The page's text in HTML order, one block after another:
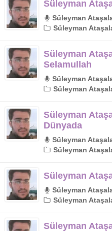
Süleyman
Süleyman
Süleyman
Süleyman
Selamullah
Süleyman
Süleyman
Süleyman
Dünyada
Süleyman
Süleyman
Süleyman
Süleyman
Süleyman
Süleyman